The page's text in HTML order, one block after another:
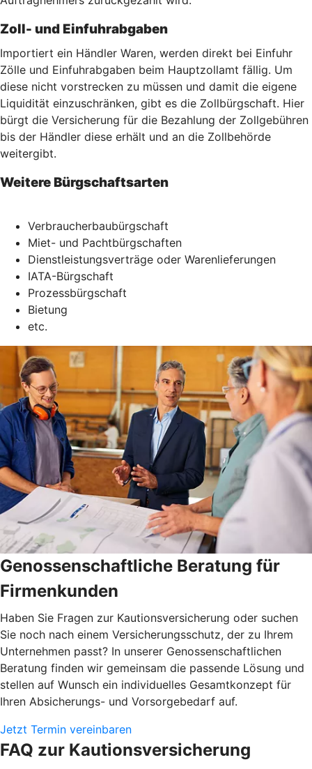
Zoll- und Einfuhrabgaben
Importiert ein Händler Waren, werden direkt bei Einfuhr
Zölle und Einfuhrabgaben beim Hauptzollamt fällig. Um
diese nicht vorstrecken zu müssen und damit die eigene
Liquidität einzuschränken, gibt es die Zollbürgschaft. Hier
bürgt die Versicherung für die Bezahlung der Zollgebühren
bis der Händler diese erhält und an die Zollbehörde
weitergibt.
Weitere Bürgschaftsarten
Verbraucherbaubürgschaft
Miet- und Pachtbürgschaften
Dienstleistungsverträge oder Warenlieferungen
IATA-Bürgschaft
Prozessbürgschaft
Bietung
etc.
Genossenschaftliche Beratung für
Firmenkunden
Haben Sie Fragen zur Kautionsversicherung oder suchen
Sie noch nach einem Versicherungsschutz, der zu Ihrem
Unternehmen passt? In unserer Genossenschaftlichen
Beratung finden wir gemeinsam die passende Lösung und
stellen auf Wunsch ein individuelles Gesamtkonzept für
Ihren Absicherungs- und Vorsorgebedarf auf.
Jetzt Termin vereinbaren
FAQ zur Kautionsversicherung